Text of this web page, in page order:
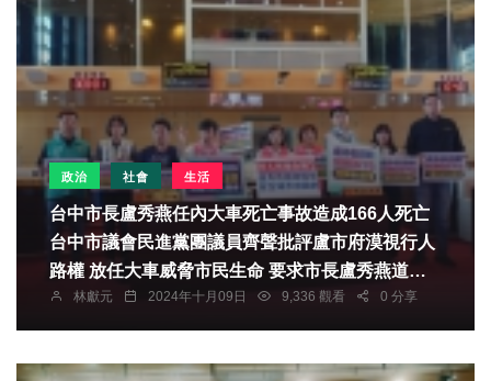
政治 社會 生活
台中市長盧秀燕任內大車死亡事故造成166人死亡
台中市議會民進黨團議員齊聲批評盧市府漠視行人
路權 放任大車威脅市民生命 要求市長盧秀燕道
歉、交通局長葉昭甫下台 中市府：多管齊下守護道
安
林獻元 2024年十月09日 9,336 觀看 0 分享